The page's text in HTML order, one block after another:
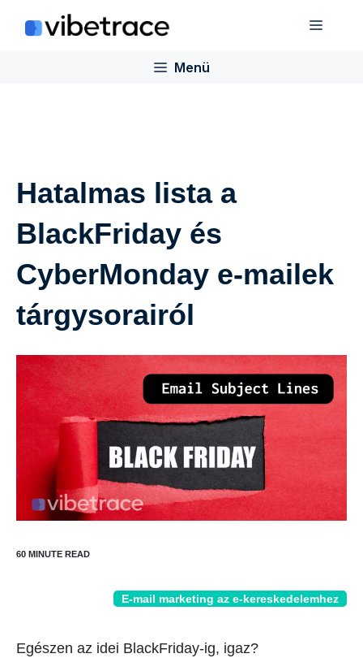
Menü
Menü
Hatalmas lista a
BlackFriday és
CyberMonday e-mailek
tárgysorairól
E-mail marketing az e-kereskedelemhez
Egészen az idei BlackFriday-ig, igaz?